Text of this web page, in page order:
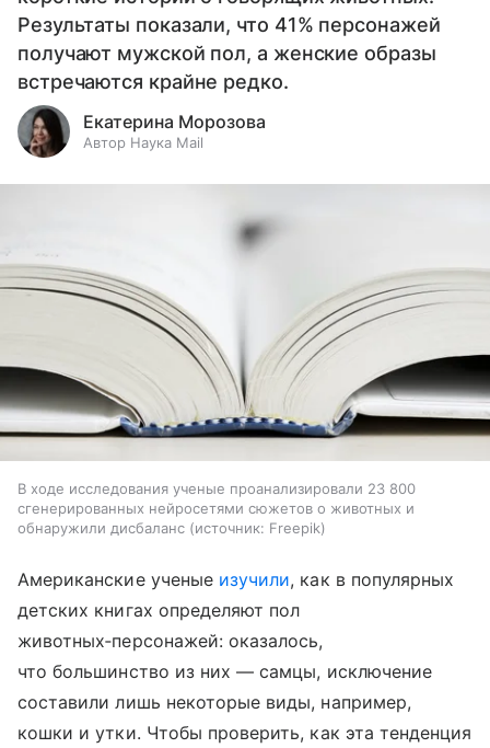
Результаты показали, что 41% персонажей
получают мужской пол, а женские образы
встречаются крайне редко.
Екатерина Морозова
Автор Наука Mail
В ходе исследования ученые проанализировали 23 800
сгенерированных нейросетями сюжетов о животных и
обнаружили дисбаланс
источник: Freepik
Американские ученые изучили, как в популярных
детских книгах определяют пол
животных‑персонажей: оказалось,
что большинство из них — самцы, исключение
составили лишь некоторые виды, например,
кошки и утки. Чтобы проверить, как эта тенденция